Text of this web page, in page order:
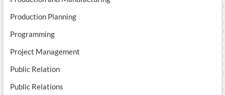
Production Planning
Programming
Project Management
Public Relation
Public Relations